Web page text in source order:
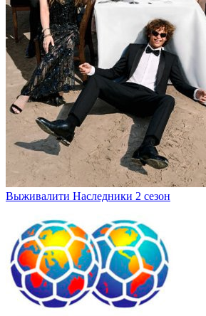
Выживалити Наследники 2 сезон